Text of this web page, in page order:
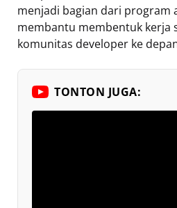
menjadi bagian dari program
membantu membentuk kerja
komunitas developer ke
TONTON JUGA: